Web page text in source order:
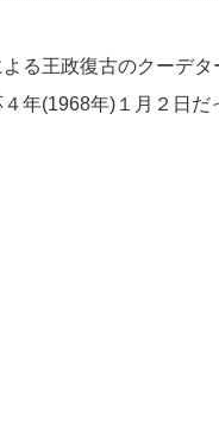
ス成功法(10)
次もあ
社長の口
る王政復古のクーデタ
年(1968年)１月２日だ